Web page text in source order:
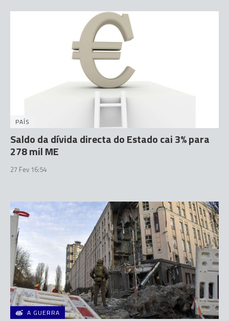
PAÍS
Saldo da dívida directa do Estado cai 3% para
278 mil ME
27 Fev 16:54
A GUERRA